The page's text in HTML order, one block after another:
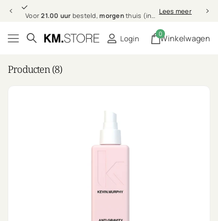
Professionelehaarverzorging bij jou thuis Lees meer
Login Winkelwagen
0
Producten (8)